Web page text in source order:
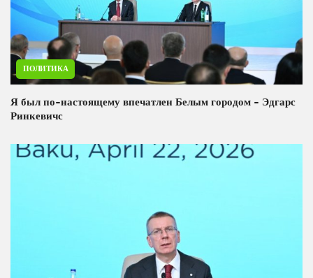
ПОЛИТИКА
Я был по-настоящему впечатлен Белым городом - Эдгарс
Ринкевичс